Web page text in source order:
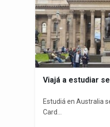
Viajá a estudiar
Estudiá en Australia
Card...